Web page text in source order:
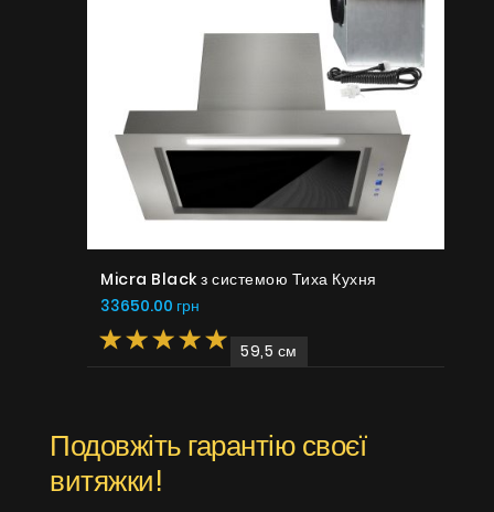
Micra Black з системою Тиха Кухня
33650.00 грн
59,5 см
Подовжіть гарантію своєї
витяжки!